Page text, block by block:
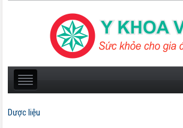
Dược liệu